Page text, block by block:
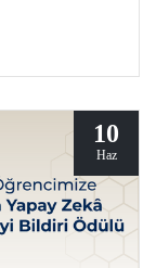
10
Haz